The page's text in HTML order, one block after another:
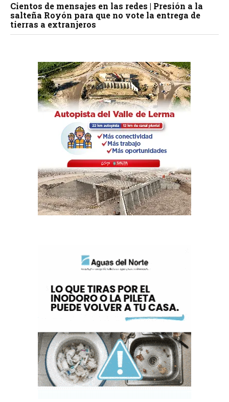
Cientos de mensajes en las redes | Presión a la
salteña Royón para que no vote la entrega de
tierras a extranjeros